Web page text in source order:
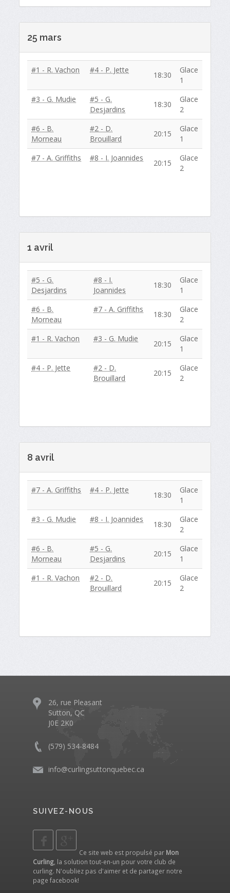
25 mars
#1 - R. Vachon #4 - P. Jette
18:30
Glace
1
#3 - G. Mudie
#5 - G.
Desjardins
18:30
Glace
2
#6 - B.
Morneau
#2 - D.
Brouillard
20:15
Glace
1
#7 - A. Griffiths
#8 - I. Joannides
20:15
Glace
2
1 avril
#5 - G.
Desjardins
#8 - I.
Joannides
18:30
Glace
1
#6 - B.
Morneau
#7 - A. Griffiths
18:30
Glace
2
#1 - R. Vachon
#3 - G. Mudie
20:15
Glace
1
#4 - P. Jette
#2 - D.
Brouillard
20:15
Glace
2
8 avril
#7 - A. Griffiths #4 - P. Jette
18:30
Glace
1
#3 - G. Mudie
#8 - I. Joannides
18:30
Glace
2
#6 - B.
Morneau
#5 - G.
Desjardins
20:15
Glace
1
#1 - R. Vachon
#2 - D.
Brouillard
20:15
Glace
2
26, rue Pleasant
Sutton, QC
J0E 2K0
(579) 534-8484
info@curlingsuttonquebec.ca
SUIVEZ-NOUS
Ce site web est propulsé par Mon
Curling , la solution tout-en-un pour votre club de
curling. N'oubliez pas d'aimer et de partager notre
page facebook!